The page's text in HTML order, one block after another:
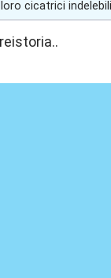
cicatrici